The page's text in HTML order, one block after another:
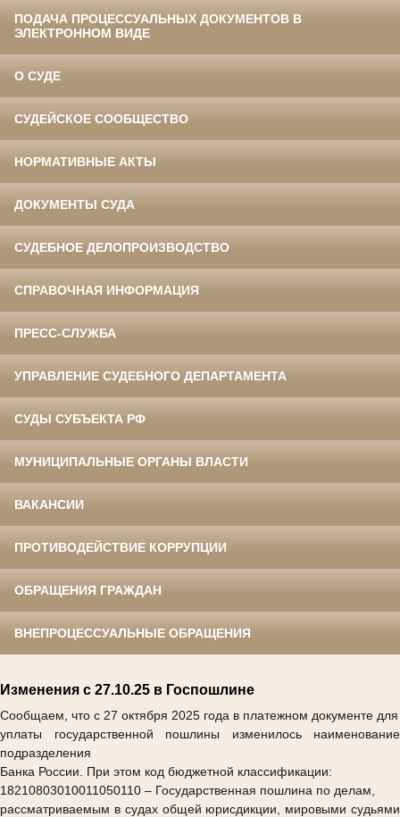
ПОДАЧА ПРОЦЕССУАЛЬНЫХ ДОКУМЕНТОВ В
ЭЛЕКТРОННОМ ВИДЕ
О СУДЕ
СУДЕЙСКОЕ СООБЩЕСТВО
НОРМАТИВНЫЕ АКТЫ
ДОКУМЕНТЫ СУДА
СУДЕБНОЕ ДЕЛОПРОИЗВОДСТВО
СПРАВОЧНАЯ ИНФОРМАЦИЯ
ПРЕСС-СЛУЖБА
УПРАВЛЕНИЕ СУДЕБНОГО ДЕПАРТАМЕНТА
СУДЫ СУБЪЕКТА РФ
МУНИЦИПАЛЬНЫЕ ОРГАНЫ ВЛАСТИ
ВАКАНСИИ
ПРОТИВОДЕЙСТВИЕ КОРРУПЦИИ
ОБРАЩЕНИЯ ГРАЖДАН
ВНЕПРОЦЕССУАЛЬНЫЕ ОБРАЩЕНИЯ
Изменения с 27.10.25 в Госпошлине
Сообщаем, что с 27 октября 2025 года в платежном документе для
уплаты государственной пошлины изменилось наименование
подразделения
Банка России. При этом код бюджетной классификации:
18210803010011050110 – Государственная пошлина по делам,
рассматриваемым в судах общей юрисдикции, мировыми судьями